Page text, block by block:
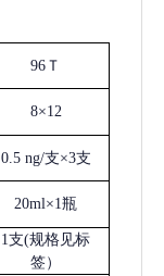
96Ｔ
8×12
0.5 ng/支×3支
20ml×1瓶
1支(规格见标
签）